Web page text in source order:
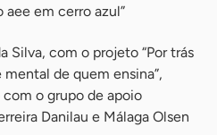
em cerro azul”
Silva, com o projeto “Por trás
mental de quem ensina”,
o grupo de apoio
Danilau e Málaga Olsen